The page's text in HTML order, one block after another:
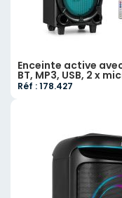
Enceinte active
BT, MP3, USB, 2 x
Réf : 178.427